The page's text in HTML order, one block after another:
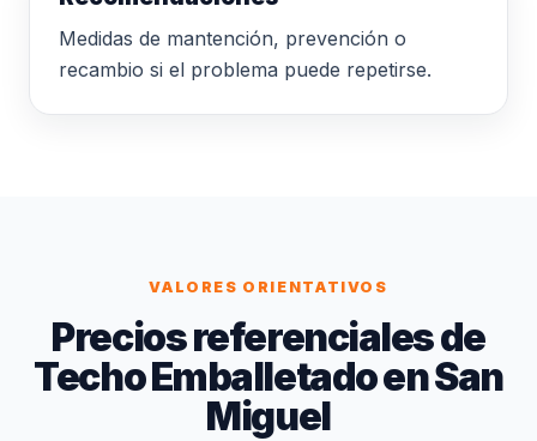
Medidas de mantención, prevención o
recambio si el problema puede repetirse.
VALORES ORIENTATIVOS
Precios referenciales de
Techo Emballetado en San
Miguel